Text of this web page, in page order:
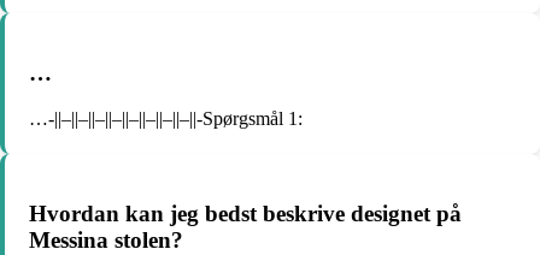
…
…-||–||–||–||–||–||–||–||–||-Spørgsmål 1:
Hvordan kan jeg bedst beskrive designet på
Messina stolen?